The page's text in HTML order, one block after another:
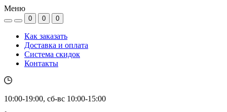
Меню
0 0 0
Как заказать
Доставка и оплата
Система скидок
Контакты
10:00-19:00, сб-вс 10:00-15:00